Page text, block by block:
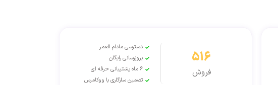
516
فروش
دسترسی مادام العمر
بروزرسانی رایگان
6 ماه پشتیبانی حرفه ای
تضمین سازگاری با ووکامرس